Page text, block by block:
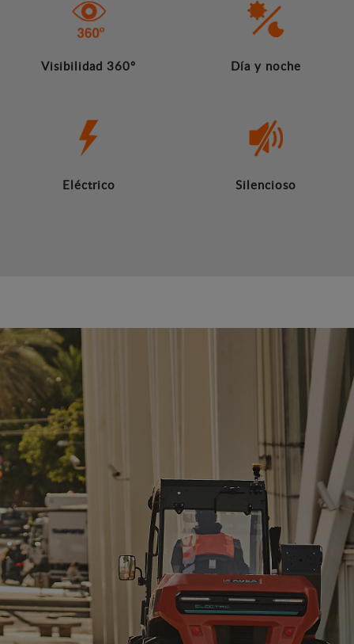
Visibilidad 360º Día y noche
Eléctrico Silencioso